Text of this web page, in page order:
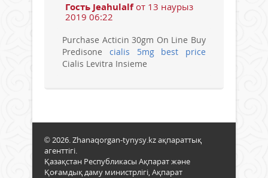
Гость Jeahulalfот 13 наурыз
2019 06:22
Purchase Acticin 30gm On Line Buy
Predisone cialis 5mg best price
Cialis Levitra Insieme
© 2026. Zhanaqorgan-tynysy.kz ақпараттық
агенттігі.
Қазақстан Республикасы Ақпарат және
Қоғамдық даму министрлігі, Ақпарат